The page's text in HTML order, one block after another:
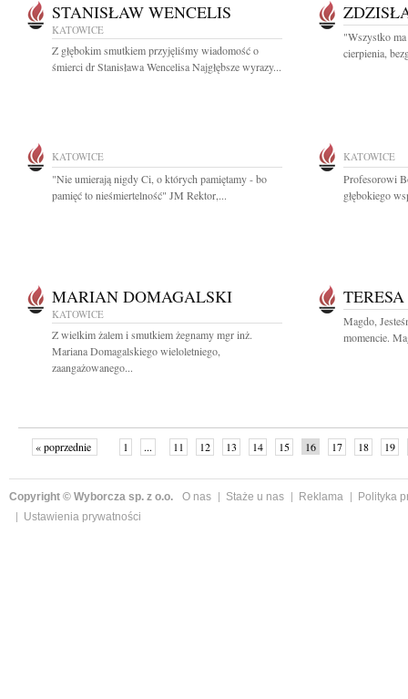
STANISŁAW WENCELIS
KATOWICE
Z głębokim smutkiem przyjęliśmy wiadomość o
śmierci dr Stanisława Wencelisa Najgłębsze wyrazy...
"Wszystko
cierpienia,
KATOWICE
"Nie umierają nigdy Ci, o których pamiętamy - bo
pamięć to nieśmiertelność" JM Rektor,...
KATOWICE
Profesorowi
głębokiego
MARIAN DOMAGALSKI
KATOWICE
Z wielkim żalem i smutkiem żegnamy mgr inż.
Mariana Domagalskiego wieloletniego,
zaangażowanego...
Magdo,
momencie.
« poprzednie 1 ... 11 12 13 14 15 16 17 18
19
Copyright © Wyborcza sp. z o.o. O nas Staże u nas Reklama
Polityka
Ustawienia prywatności